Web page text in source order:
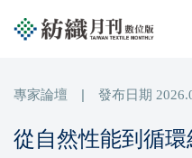
專家論壇 | 發布日期
從自然性能到循